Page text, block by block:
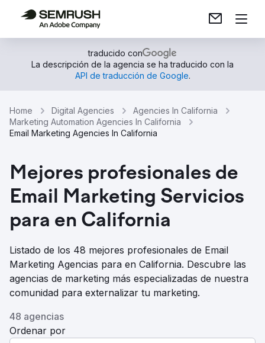
traducido con
La descripción de la agencia se ha traducido con la
API de traducción de Google.
Home Digital Agencies
Agencies In California
Marketing Automation Agencies In California
Email Marketing Agencies In California
Mejores profesionales de
Email Marketing Servicios
para en California
Listado de los 48 mejores profesionales de Email
Marketing Agencias para en California. Descubre las
agencias de marketing más especializadas de nuestra
comunidad para externalizar tu marketing.
48 agencias
Ordenar por